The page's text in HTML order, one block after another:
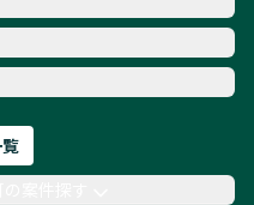
Ruby